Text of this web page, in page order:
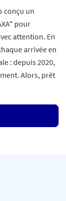
conçu un
pour
attention. En
arrivée en
: depuis 2020,
Alors, prêt